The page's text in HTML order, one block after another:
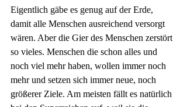
Eigentlich gäbe es genug auf der Erde,
damit alle Menschen ausreichend versorgt
wären. Aber die Gier des Menschen zerstört
so vieles. Menschen die schon alles und
noch viel mehr haben, wollen immer noch
mehr und setzen sich immer neue, noch
größerer Ziele. Am meisten fällt es natürlich